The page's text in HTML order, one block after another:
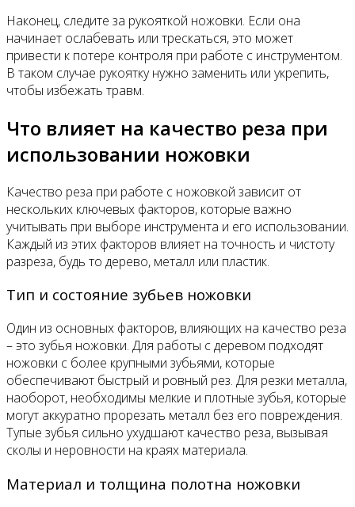
Наконец, следите за рукояткой ножовки. Если она
начинает ослабевать или трескаться, это может
привести к потере контроля при работе с инструментом.
В таком случае рукоятку нужно заменить или укрепить,
чтобы избежать травм.
Что влияет на качество реза при
использовании ножовки
Качество реза при работе с ножовкой зависит от
нескольких ключевых факторов, которые важно
учитывать при выборе инструмента и его использовании.
Каждый из этих факторов влияет на точность и чистоту
разреза, будь то дерево, металл или пластик.
Тип и состояние зубьев ножовки
Один из основных факторов, влияющих на качество реза
– это зубья ножовки. Для работы с деревом подходят
ножовки с более крупными зубьями, которые
обеспечивают быстрый и ровный рез. Для резки металла,
наоборот, необходимы мелкие и плотные зубья, которые
могут аккуратно прорезать металл без его повреждения.
Тупые зубья сильно ухудшают качество реза, вызывая
сколы и неровности на краях материала.
Материал и толщина полотна ножовки